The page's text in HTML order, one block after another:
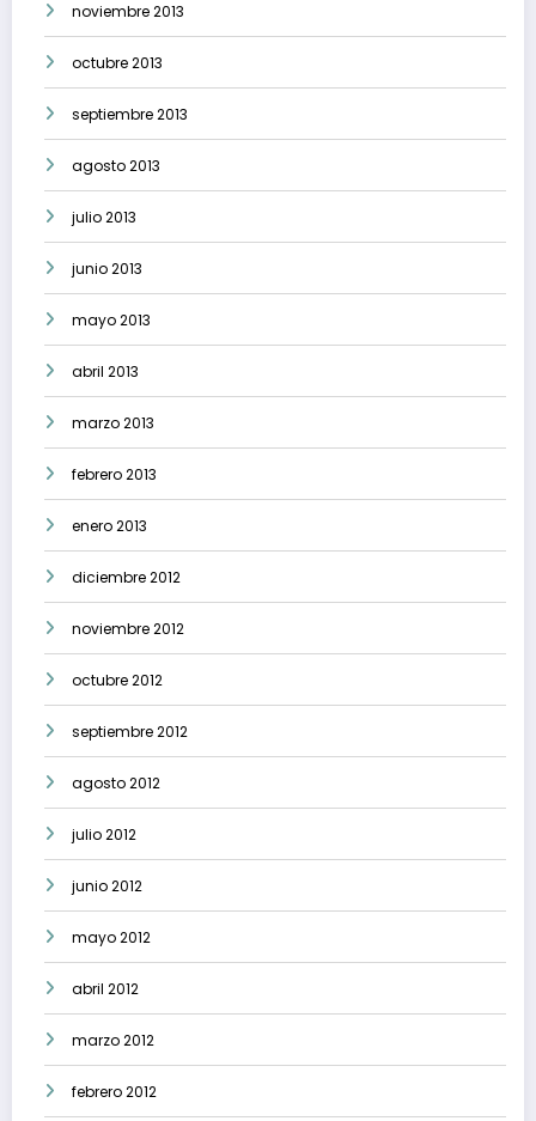
noviembre 2013
octubre 2013
septiembre 2013
agosto 2013
julio 2013
junio 2013
mayo 2013
abril 2013
marzo 2013
febrero 2013
enero 2013
diciembre 2012
noviembre 2012
octubre 2012
septiembre 2012
agosto 2012
julio 2012
junio 2012
mayo 2012
abril 2012
marzo 2012
febrero 2012